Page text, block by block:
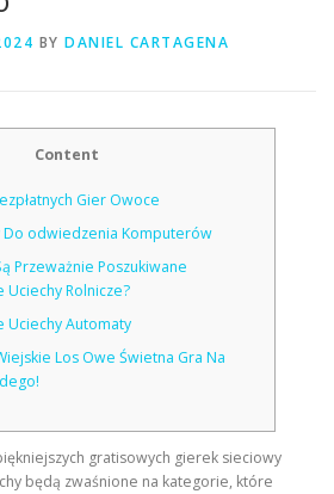
EXERCISES
BY DANIEL CARTAGENA
Content
Gier Owoce
Do odwiedzenia Komputerów
Przeważnie Poszukiwane
Uciechy Rolnicze?
Uciechy Automaty
Los Owe Świetna Gra Na
gratisowych gierek sieciowy
będą zwaśnione na kategorie, które